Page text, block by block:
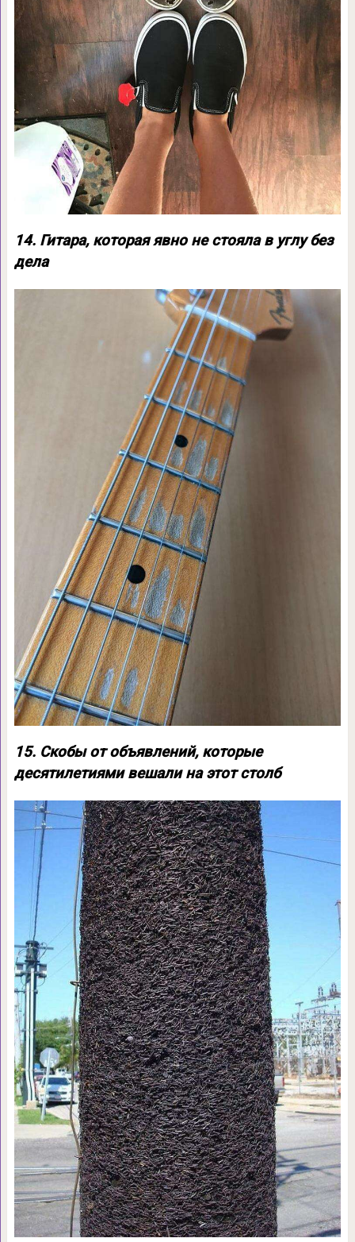
14. Гитара, которая явно не стояла в углу без
дела
15. Скобы от объявлений, которые
десятилетиями вешали на этот столб